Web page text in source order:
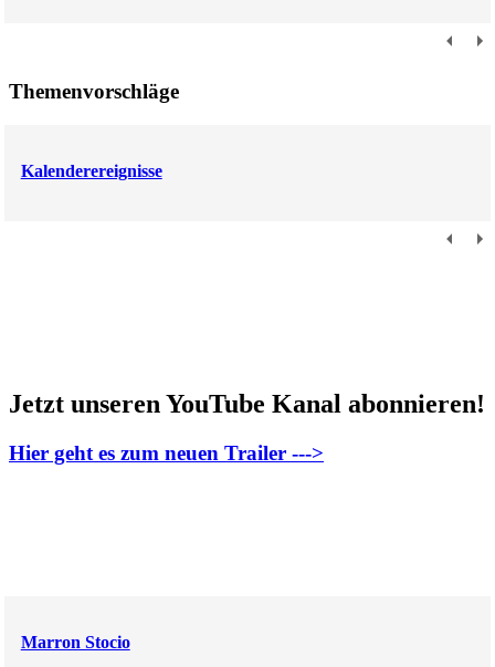
Themenvorschläge
Kalenderereignisse
Jetzt unseren YouTube Kanal abonnieren!
Hier geht es zum neuen Trailer --->
Marron Stocio